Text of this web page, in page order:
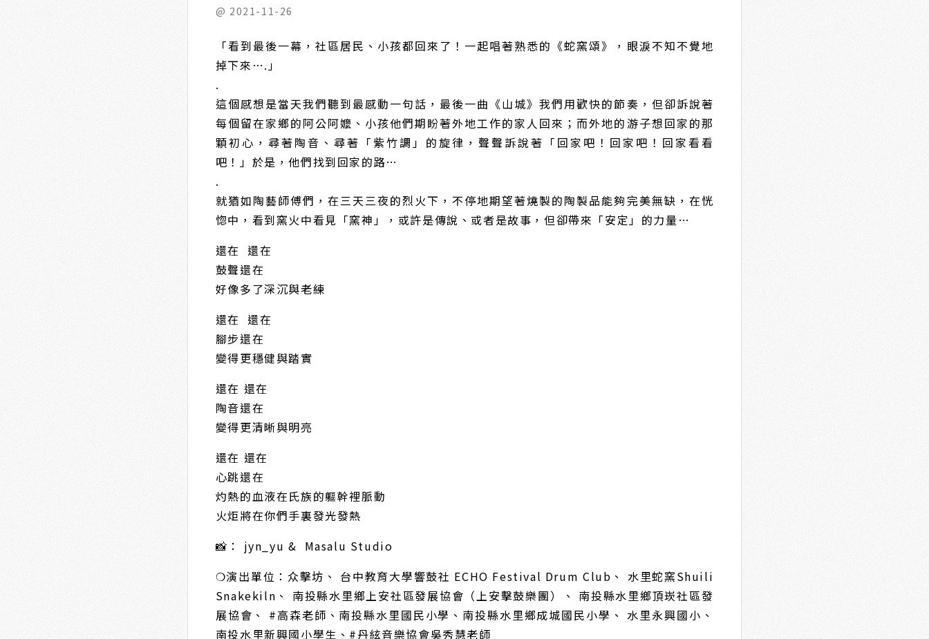
@ 2021-11-26
「看到最後一幕，社區居民、小孩都回來了！一起唱著熟悉的《蛇窯頌》，眼淚不知不覺地
掉下來….」
.
這個感想是當天我們聽到最感動一句話，最後一曲《山城》我們用歡快的節奏，但卻訴說著
每個留在家鄉的阿公阿嬤、小孩他們期盼著外地工作的家人回來；而外地的游子想回家的那
顆初心，尋著陶音、尋著「紫竹調」的旋律，聲聲訴說著「回家吧！回家吧！回家看看
吧！」於是，他們找到回家的路…
.
就猶如陶藝師傅們，在三天三夜的烈火下，不停地期望著燒製的陶製品能夠完美無缺，在恍
惚中，看到窯火中看見「窯神」，或許是傳說、或者是故事，但卻帶來「安定」的力量…
還在 還在
鼓聲還在
好像多了深沉與老練
還在 還在
腳步還在
變得更穩健與踏實
還在 還在
陶音還在
變得更清晰與明亮
還在 還在
心跳還在
灼熱的血液在氏族的軀幹裡脈動
火炬將在你們手裏發光發熱
📸： jyn_yu & Masalu Studio
❍演出單位：众擊坊、 台中教育大學響鼓社 ECHO Festival Drum Club、 水里蛇窯Shuili
Snakekiln、 南投縣水里鄉上安社區發展協會（上安擊鼓樂團）、 南投縣水里鄉頂崁社區發
展協會、 #高森老師、南投縣水里國民小學、南投縣水里鄉成城國民小學、 水里永興國小、
南投水里新興國小學生、#丹絃音樂協會吳秀慧老師